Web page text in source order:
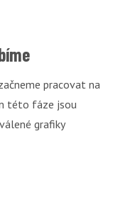
pracovat na
této fáze jsou
grafiky